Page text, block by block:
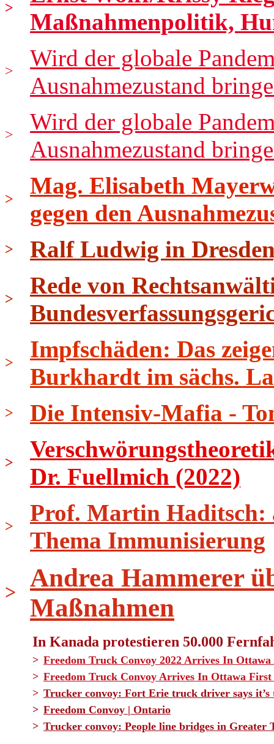
>
Maßnahmenpolitik,
>
Wird der globale
Ausnahmezustand
>
Wird der globale
Ausnahmezustand
>
Mag. Elisabeth
gegen den
> Ralf Ludwig in
>
Rede von
>
Impfschäden: Das
Burkhardt im sächs.
> Die Intensiv-Mafia -
>
Dr. Fuellmich (2022)
>
Prof. Martin Haditsch:
Thema Immunisierung
>
Andrea Hammerer
Maßnahmen
In Kanada protestieren 50.000
> Freedom Truck Convoy 2022 Arrives In
> Freedom Truck Convoy Arrives In Ottawa First
> Trucker convoy: Fort Erie truck driver says it’s
> Freedom Convoy | Ontario
> Trucker convoy: People line bridges in